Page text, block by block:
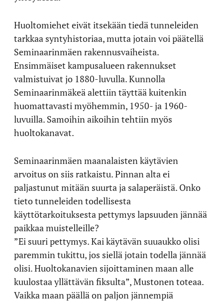
Huoltomiehet eivät itsekään tiedä tunneleiden
tarkkaa syntyhistoriaa, mutta jotain voi päätellä
Seminaarinmäen rakennusvaiheista.
Ensimmäiset kampusalueen rakennukset
valmistuivat jo 1880-luvulla. Kunnolla
Seminaarinmäkeä alettiin täyttää kuitenkin
huomattavasti myöhemmin, 1950- ja 1960-
luvuilla. Samoihin aikoihin tehtiin myös
huoltokanavat.
Seminaarinmäen maanalaisten käytävien
arvoitus on siis ratkaistu. Pinnan alta ei
paljastunut mitään suurta ja salaperäistä. Onko
tieto tunneleiden todellisesta
käyttötarkoituksesta pettymys lapsuuden jännää
paikkaa muistelleille?
”Ei suuri pettymys. Kai käytävän suuaukko olisi
paremmin tukittu, jos siellä jotain todella jännää
olisi. Huoltokanavien sijoittaminen maan alle
kuulostaa yllättävän fiksulta”, Mustonen toteaa.
Vaikka maan päällä on paljon jännempiä